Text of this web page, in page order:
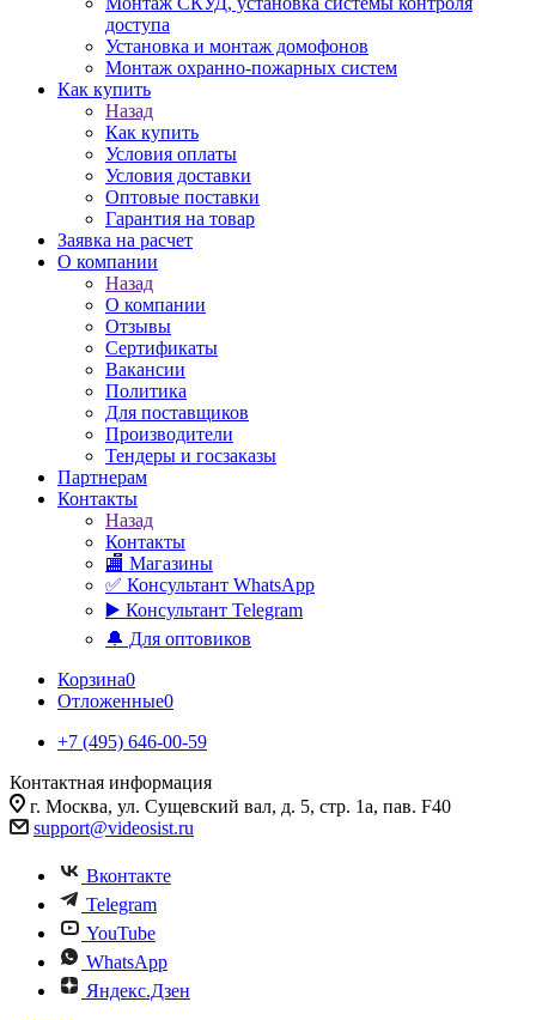
доступа
Установка и монтаж домофонов
Монтаж охранно-пожарных систем
Как купить
Назад
Как купить
Условия оплаты
Условия доставки
Оптовые поставки
Гарантия на товар
Заявка на расчет
О компании
Назад
О компании
Отзывы
Сертификаты
Вакансии
Политика
Для поставщиков
Производители
Тендеры и госзаказы
Партнерам
Контакты
Назад
Контакты
🏬 Магазины
✅️ Консультант WhatsApp
▶️ Консультант Telegram
🔔 Для оптовиков
Корзина0
Отложенные0
+7 (495) 646-00-59
Контактная информация
г. Москва, ул. Сущевский вал, д. 5, стр. 1а, пав. F40
support@videosist.ru
Вконтакте
Telegram
YouTube
WhatsApp
Яндекс.Дзен